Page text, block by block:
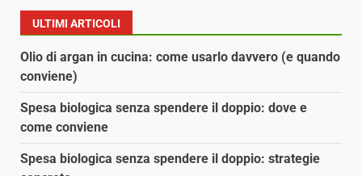
degli
articoli
ULTIMI ARTICOLI
Olio di argan in cucina: come usarlo davvero (e quando
conviene)
Spesa biologica senza spendere il doppio: dove e
come conviene
Spesa biologica senza spendere il doppio: strategie